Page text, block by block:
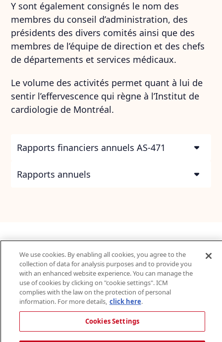
Y sont également consignés le nom des
membres du conseil d’administration, des
présidents des divers comités ainsi que des
membres de l’équipe de direction et des chefs
de départements et services médicaux.
Le volume des activités permet quant à lui de
sentir l’effervescence qui règne à l’Institut de
cardiologie de Montréal.
Rapports financiers annuels AS-471
Rapports annuels
Actualités
FAQ
Protection des renseignements personnels
Accessibilité
Plan du site
We use cookies. By enabling all cookies, you agree to the
collection of data for analysis purposes and to provide you
with an enhanced website experience. You can manage the
use of cookies by clicking on "cookie settings". ICM
complies with the law on the protection of personal
information. For more details, click here.
Cookies Settings